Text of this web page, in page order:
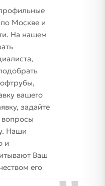
Москве и
На нашем
вашего
задайте
Наши
и
Ваш
его